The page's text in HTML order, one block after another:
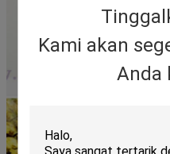
Kami akan
Anda